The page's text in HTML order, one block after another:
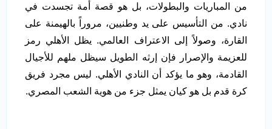
من المباريات والبطولات، بل هو قصة أمة تجسدت في
نادي. من التأسيس على يد وطنيين، مروراً بالهيمنة على
القارة، وصولاً إلى الاعتراف العالمي. يظل الأهلي رمز
للعزيمة والإصرار فإن إرثه الطويل سيظل ملهم للأجيال
القادمة، وهو ما يؤكد أن النادي الأهلي. ليس مجرد فريق
كرة قدم بل هو كيان يمثل جزء من هوية الشعب المصري.